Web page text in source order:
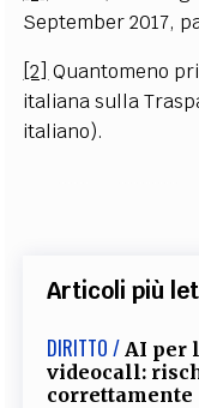
September 2017,
[2] Quantomeno
italiana sulla
italiano).
Articoli più
DIRITTO / AI per
videocall:
correttamente